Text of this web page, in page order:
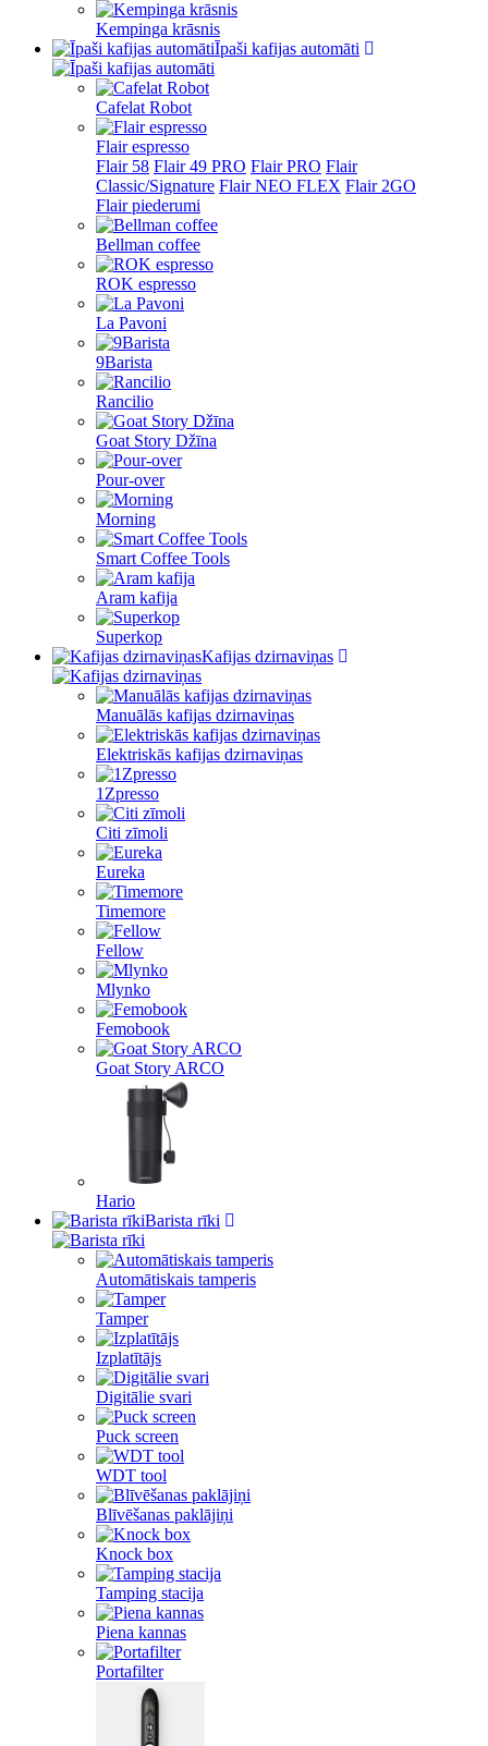
Kempinga krāsnis
Īpaši kafijas automāti
Cafelat Robot
Flair espresso
Flair 58 Flair 49 PRO Flair PRO Flair
Classic/Signature Flair NEO FLEX Flair 2GO
Flair piederumi
Bellman coffee
ROK espresso
La Pavoni
9Barista
Rancilio
Goat Story Džīna
Pour-over
Morning
Smart Coffee Tools
Aram kafija
Superkop
Kafijas dzirnaviņas
Manuālās kafijas dzirnaviņas
Elektriskās kafijas dzirnaviņas
1Zpresso
Citi zīmoli
Eureka
Timemore
Fellow
Mlynko
Femobook
Goat Story ARCO
Hario
Barista rīki
Automātiskais tamperis
Tamper
Izplatītājs
Digitālie svari
Puck screen
WDT tool
Blīvēšanas paklājiņi
Knock box
Tamping stacija
Piena kannas
Portafilter